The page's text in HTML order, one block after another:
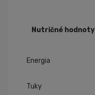
Nutričné hodnoty
Energia
Tuky